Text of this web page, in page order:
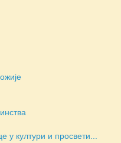
у култури и просвети...